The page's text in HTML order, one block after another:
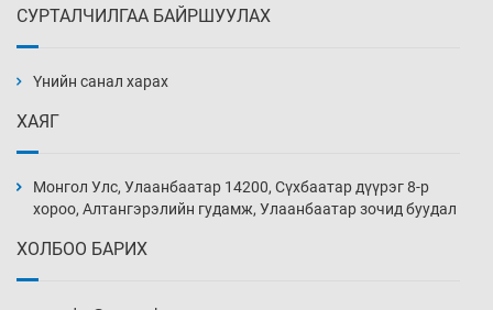
нэмэгджээ
Өчигдөр 13 цаг 30 мин
СУРТАЛЧИЛГАА БАЙРШУУЛАХ
Үнийн санал харах
ХАЯГ
Монгол Улс, Улаанбаатар 14200, Сүхбаатар дүүрэг 8-р
хороо, Алтангэрэлийн гудамж, Улаанбаатар зочид буудал
ХОЛБОО БАРИХ